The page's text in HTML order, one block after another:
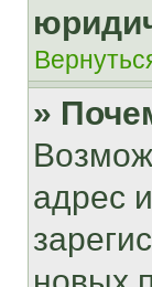
»
адрес